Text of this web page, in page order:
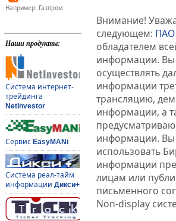
Например: Газпром
Наши продукты:
Система интернет-
трейдинга
NetInvestor
Сервис EasyMANi
Система реал-тайм
информации Дикси+
Внимание!
следующем: ПАО
обладателем
информации. Вы
осуществлять
информации
трансляцию,
информации, а
информации. Вы
использовать
информации
лицам или
письменного
Non-display